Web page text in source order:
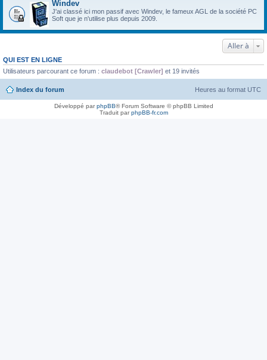
Windev
J'ai classé ici mon passif avec Windev, le fameux AGL de la société PC
Soft que je n'utilise plus depuis 2009.
Aller à
QUI EST EN LIGNE
Utilisateurs parcourant ce forum : claudebot [Crawler] et 19 invités
Index du forum Heures au format UTC
Développé parphpBB® Forum Software © phpBB Limited
Traduit parphpBB-fr.com